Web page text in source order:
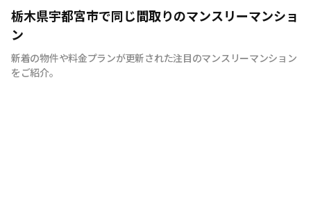
ＪＲ宇都宮駅徒歩圏物件を多数運営しております。 設置
備品数８０品目・インターネット環境完備！快適と評価い
ただいております。 お問い合わせお待ちしております。
栃木県宇都宮市で同じ間取りのマンスリーマンショ
ン
新着の物件や料金プランが更新された注目のマンスリーマンション
をご紹介。